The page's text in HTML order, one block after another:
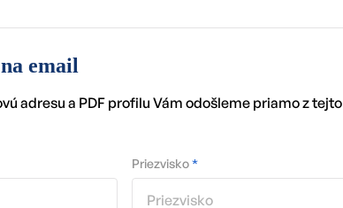
email
adresu a PDF profilu Vám odošleme priamo z tejto
Priezvisko*